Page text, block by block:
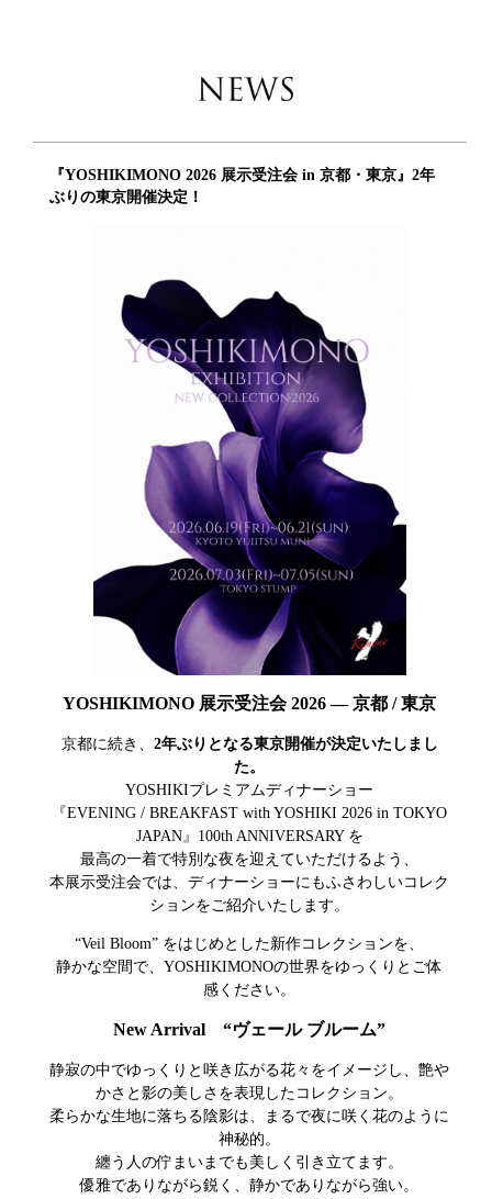
『YOSHIKIMONO 2026 展示受注会 in 京都・東京』2年
ぶりの東京開催決定！
YOSHIKIMONO 展示受注会 2026 — 京都 / 東京
京都に続き、 2年ぶりとなる東京開催が決定いたしまし
た。
YOSHIKIプレミアムディナーショー
『EVENING / BREAKFAST with YOSHIKI 2026 in TOKYO
JAPAN』100th ANNIVERSARY を
最高の一着で特別な夜を迎えていただけるよう、
本展示受注会では、ディナーショーにもふさわしいコレク
ションをご紹介いたします。
“Veil Bloom” をはじめとした新作コレクションを、
静かな空間で、YOSHIKIMONOの世界をゆっくりとご体
感ください。
New Arrival “ヴェール ブルーム”
静寂の中でゆっくりと咲き広がる花々をイメージし、艶や
かさと影の美しさを表現したコレクション。
柔らかな生地に落ちる陰影は、まるで夜に咲く花のように
神秘的。
纏う人の佇まいまでも美しく引き立てます。
優雅でありながら鋭く、静かでありながら強い。